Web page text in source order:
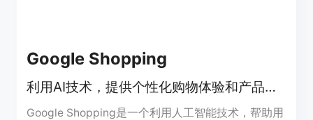
Google Shopping
利用AI技术，提供个性化购物体验和产品推荐
Google Shopping是一个利用人工智能技术，帮助用